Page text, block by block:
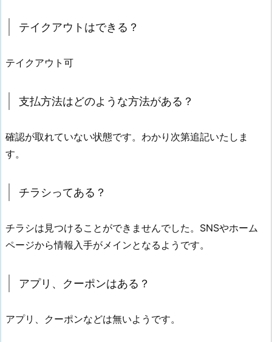
テイクアウトはできる？
テイクアウト可
支払方法はどのような方法がある？
確認が取れていない状態です。わかり次第追記いたしま
す。
チラシってある？
チラシは見つけることができませんでした。SNSやホーム
ページから情報入手がメインとなるようです。
アプリ、クーポンはある？
アプリ、クーポンなどは無いようです。